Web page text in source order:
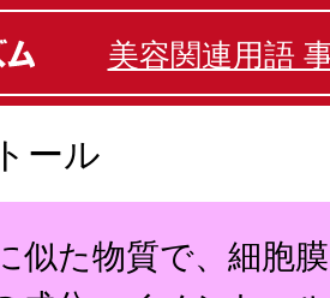
美容関連用語
ール
似た物質で、細胞